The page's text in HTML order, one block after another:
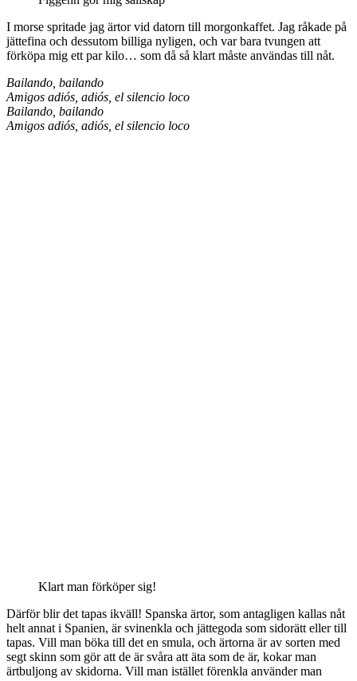
I morse spritade jag ärtor vid datorn till morgonkaffet. Jag råkade på
jättefina och dessutom billiga nyligen, och var bara tvungen att
förköpa mig ett par kilo… som då så klart måste användas till nåt.
Bailando, bailando
Amigos adiós, adiós, el silencio loco
Bailando, bailando
Amigos adiós, adiós, el silencio loco
Klart man förköper sig!
Därför blir det tapas ikväll! Spanska ärtor, som antagligen kallas nåt
helt annat i Spanien, är svinenkla och jättegoda som sidorätt eller till
tapas. Vill man böka till det en smula, och ärtorna är av sorten med
segt skinn som gör att de är svåra att äta som de är, kokar man
ärtbuljong av skidorna. Vill man istället förenkla använder man